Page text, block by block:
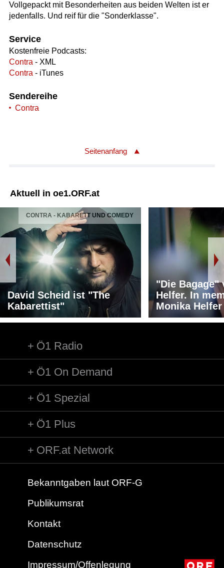
Vollgepackt mit Besonderheiten aus beiden Welten ist er
jedenfalls. Und reif für die "Sonderklasse".
Service
Kostenfreie Podcasts:
Contra - XML
Contra - iTunes
Sendereihe
Contra
Seitenanfang
Aktuell in oe1.ORF.at
CONTRA - KABARETT UND COMEDY
David Scheid ist "The
Kabarettist"
"Die Bagage"
Helfer. In
Monika Helfer
Ö1 Radio
Ö1 On Demand
Ö1 Spezial
Ö1 Plus
ORF.at Network
Bekanntgaben laut ORF-G
Publikumsrat
Kontakt
Datenschutz
Impressum/Offenlegung